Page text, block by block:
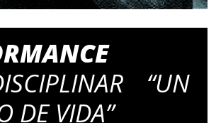
“UN
DE VIDA”